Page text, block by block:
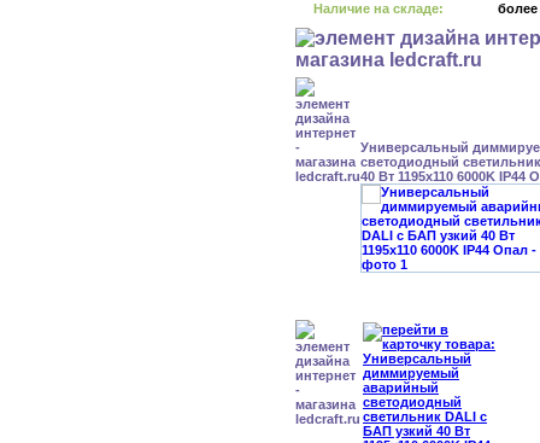
Наличие на складе: более
Универсальный
светодиодный
40 Вт 1195x110 6000K IP44